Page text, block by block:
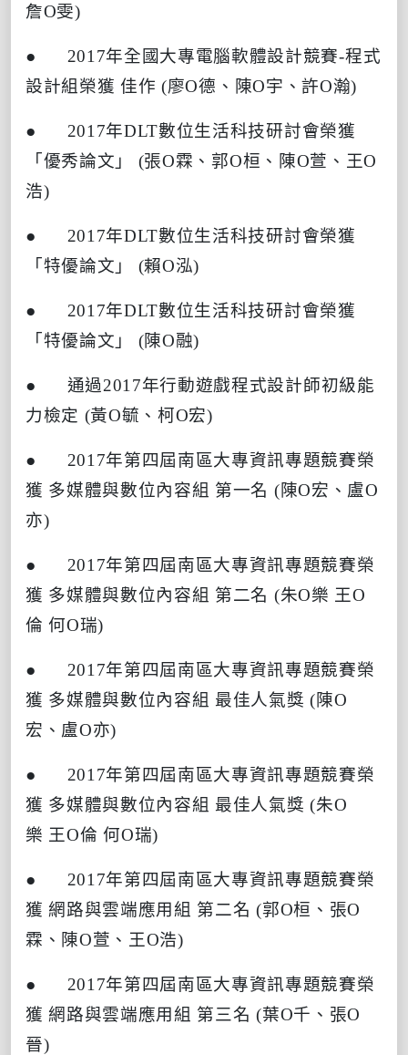
詹O雯)
● 2017年全國大專電腦軟體設計競賽-程式
設計組榮獲 佳作 (廖O德、陳O宇、許O瀚)
● 2017年DLT數位生活科技研討會榮獲
「優秀論文」
(張O霖、郭O桓、陳O萱、王O
浩)
● 2017年DLT數位生活科技研討會榮獲
「特優論文」
(賴O泓)
● 2017年DLT數位生活科技研討會榮獲
「特優論文」
(陳O融)
● 通過2017年行動遊戲程式設計師初級能
力檢定 (黃O毓、柯O宏)
● 2017年第四屆南區大專資訊專題競賽榮
獲 多媒體與數位內容組 第一名 (陳O宏、盧O
亦)
● 2017年第四屆南區大專資訊專題競賽榮
獲 多媒體與數位內容組 第二名 (朱O樂 王O
倫 何O瑞)
● 2017年第四屆南區大專資訊專題競賽榮
獲 多媒體與數位內容組 最佳人氣獎 (陳O
宏、盧O亦)
● 2017年第四屆南區大專資訊專題競賽榮
獲 多媒體與數位內容組 最佳人氣獎 (朱O
樂 王O倫 何O瑞)
● 2017年第四屆南區大專資訊專題競賽榮
獲 網路與雲端應用組 第二名 (郭O桓、張O
霖、陳O萱、王O浩)
● 2017年第四屆南區大專資訊專題競賽榮
獲 網路與雲端應用組 第三名 (葉O千、張O
晉)